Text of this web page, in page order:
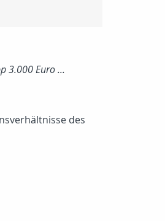
3.000 Euro ...
des